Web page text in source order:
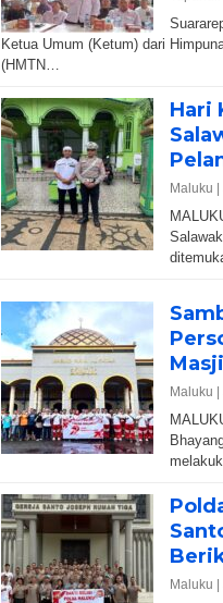
Ketua Umum (Ketum) dari
(HMTN…
Hari
Maluku |
Maluku |
Maluku |